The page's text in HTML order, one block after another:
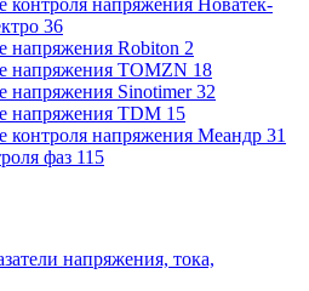
контроля напряжения Новатек-
36
напряжения Robiton 2
напряжения TOMZN 18
напряжения Sinotimer 32
напряжения TDM 15
контроля напряжения Меандр 31
фаз 115
напряжения, тока,